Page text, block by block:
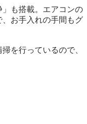
も搭載。エアコンの
お手入れの手間もグ
を行っているので、